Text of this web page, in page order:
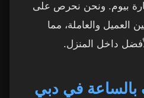
بيوم. ونحن نحرص على
العميل والعاملة، مما
داخل المنزل.
بالساعة في دبي